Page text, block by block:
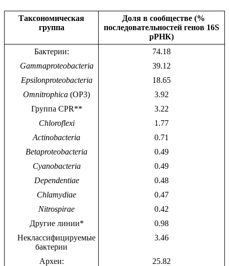
Таксономическая
группа
Доля в сообществе (%
последовательностей генов 16S
рРНК)
Бактерии:
74.18
Gammaproteobacteria
39.12
Epsilonproteobacteria
18.65
Omnitrophica (OP3)
3.92
Группа CPR**
3.22
Chloroflexi
1.77
Actinobacteria
0.71
Betaproteobacteria
0.49
Cyanobacteria
0.49
Dependentiae
0.48
Chlamydiae
0.47
Nitrospirae
0.42
Другие линии*
0.98
Неклассифицируемые
бактерии
3.46
Археи:
25.82